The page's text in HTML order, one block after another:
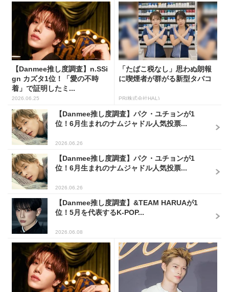
【Danmee推し度調査】n.SSi
gn カズタ1位！「愛の不時
着」で証明したミ...
2026.06.25
「たばこ税なし」思わぬ朗報
に喫煙者が群がる新型タバコ
PR(株式会社HAL)
【Danmee推し度調査】パク・ユチョンが1
位！6月生まれのナムジャドル人気投票...
2026.06.26
【Danmee推し度調査】パク・ユチョンが1
位！6月生まれのナムジャドル人気投票...
2026.06.26
【Danmee推し度調査】&TEAM HARUAが1
位！5月を代表するK-POP...
2026.06.08